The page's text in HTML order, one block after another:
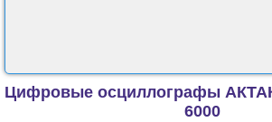
Цифровые осциллографы
6000